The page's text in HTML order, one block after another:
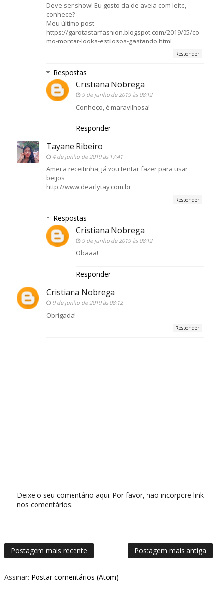
Deve ser show! Eu gosto da de aveia com leite,
conhece?
Meu último post-
https://garotastarfashion.blogspot.com/2019/05/co
mo-montar-looks-estilosos-gastando.html
Responder
Respostas
Cristiana Nobrega
9 de junho de 2019 às 08:12
Conheço, é maravilhosa!
Responder
Tayane Ribeiro
4 de junho de 2019 às 17:41
Amei a receitinha, já vou tentar fazer para usar
beijos
http://www.dearlytay.com.br
Responder
Respostas
Cristiana Nobrega
9 de junho de 2019 às 08:12
Obaaa!
Responder
Cristiana Nobrega
9 de junho de 2019 às 08:12
Obrigada!
Responder
Deixe o seu comentário aqui. Por favor, não incorpore link
nos comentários.
Postagem mais recente Postagem mais antiga
Assinar: Postar comentários (Atom)